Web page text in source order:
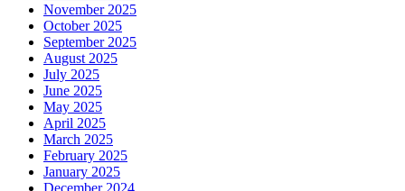
November 2025
October 2025
September 2025
August 2025
July 2025
June 2025
May 2025
April 2025
March 2025
February 2025
January 2025
December 2024